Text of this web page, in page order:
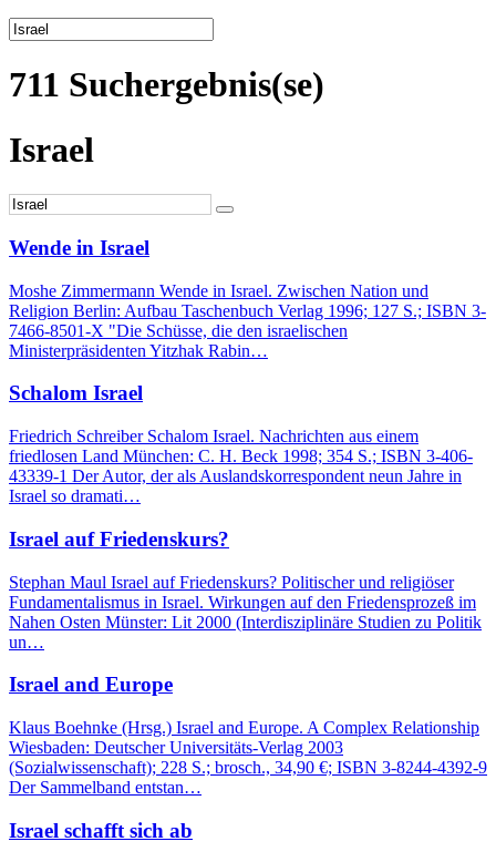
711 Suchergebnis(se)
Israel
Wende in Israel
Moshe Zimmermann Wende in Israel. Zwischen Nation und
Religion Berlin: Aufbau Taschenbuch Verlag 1996; 127 S.; ISBN 3-
7466-8501-X "Die Schüsse, die den israelischen
Ministerpräsidenten Yitzhak Rabin…
Schalom Israel
Friedrich Schreiber Schalom Israel. Nachrichten aus einem
friedlosen Land München: C. H. Beck 1998; 354 S.; ISBN 3-406-
43339-1 Der Autor, der als Auslandskorrespondent neun Jahre in
Israel so dramati…
Israel auf Friedenskurs?
Stephan Maul Israel auf Friedenskurs? Politischer und religiöser
Fundamentalismus in Israel. Wirkungen auf den Friedensprozeß im
Nahen Osten Münster: Lit 2000 (Interdisziplinäre Studien zu Politik
un…
Israel and Europe
Klaus Boehnke (Hrsg.) Israel and Europe. A Complex Relationship
Wiesbaden: Deutscher Universitäts-Verlag 2003
(Sozialwissenschaft); 228 S.; brosch., 34,90 €; ISBN 3-8244-4392-9
Der Sammelband entstan…
Israel schafft sich ab